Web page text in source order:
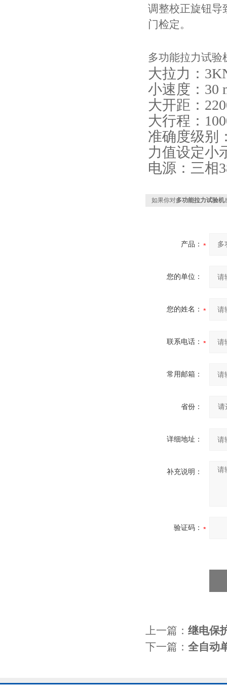
调整校正旋钮导
门检定。
多功能拉力试验
大拉力：
小速度：30
大开距：
大行程：
准确度级别
力值设定小
电源：三相
如果你对多功能拉力试验机
产品：
您的单位：
您的姓名：
联系电话：
常用邮箱：
省份：
详细地址：
补充说明：
验证码：
上一篇： 继电保
下一篇： 全自动